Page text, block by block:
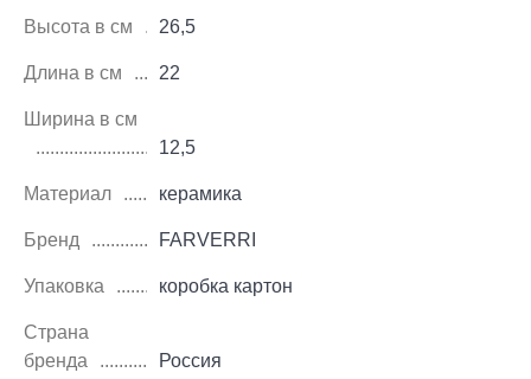
Высота в см 26,5
Длина в см 22
Ширина в см
12,5
Материал керамика
Бренд FARVERRI
Упаковка коробка картон
Страна
бренда
Россия